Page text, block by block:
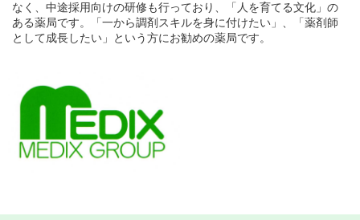
なく、中途採用向けの研修も行っており、「人を育てる文化」の
ある薬局です。「一から調剤スキルを身に付けたい」、「薬剤師
として成長したい」という方にお勧めの薬局です。